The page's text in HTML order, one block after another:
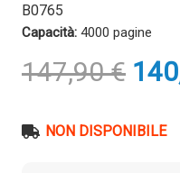
B0765
Capacità: 4000 pagine
147,90€ Il
era:
NON DISPONIBILE